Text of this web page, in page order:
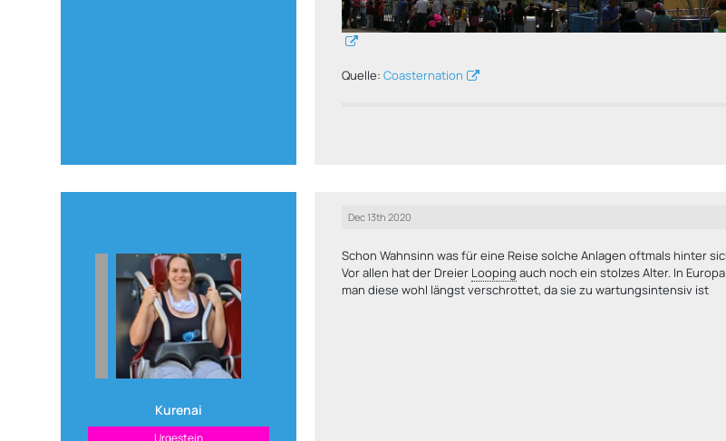
Quelle:Coasternation
Kurenai
Dec 13th 2020
Schon Wahnsinn was für eine Reise solche Anlagen oftmals hinter
Vor allen hat der Dreier Looping auch noch ein stolzes Alter. In
man diese wohl längst verschrottet, da sie zu wartungsintensiv ist